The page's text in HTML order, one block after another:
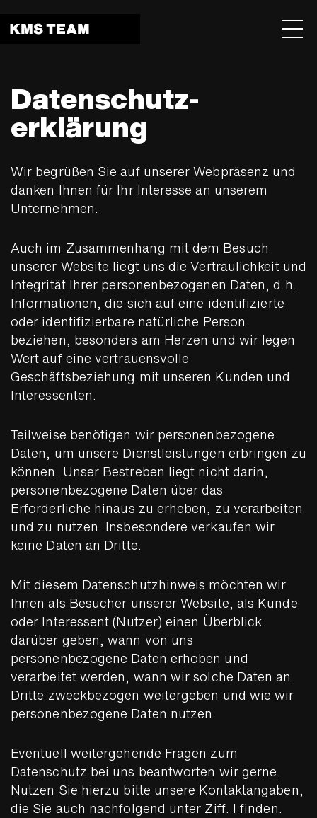
Datenschutz­
erklärung
Wir begrüßen Sie auf unserer Webpräsenz und
danken Ihnen für Ihr Interesse an unserem
Unternehmen.
Auch im Zusammenhang mit dem Besuch
unserer Website liegt uns die Vertraulichkeit und
Integrität Ihrer personenbezogenen Daten, d.h.
Informationen, die sich auf eine identifizierte
oder identifizierbare natürliche Person
beziehen, besonders am Herzen und wir legen
Wert auf eine vertrauensvolle
Geschäftsbeziehung mit unseren Kunden und
Interessenten.
Teilweise benötigen wir personenbezogene
Daten, um unsere Dienstleistungen erbringen zu
können. Unser Bestreben liegt nicht darin,
personenbezogene Daten über das
Erforderliche hinaus zu erheben, zu verarbeiten
und zu nutzen. Insbesondere verkaufen wir
keine Daten an Dritte.
Mit diesem Datenschutzhinweis möchten wir
Ihnen als Besucher unserer Website, als Kunde
oder Interessent (Nutzer) einen Überblick
darüber geben, wann von uns
personenbezogene Daten erhoben und
verarbeitet werden, wann wir solche Daten an
Dritte zweckbezogen weitergeben und wie wir
personenbezogene Daten nutzen.
Eventuell weitergehende Fragen zum
Datenschutz bei uns beantworten wir gerne.
Nutzen Sie hierzu bitte unsere Kontaktangaben,
die Sie auch nachfolgend unter Ziff. I finden.